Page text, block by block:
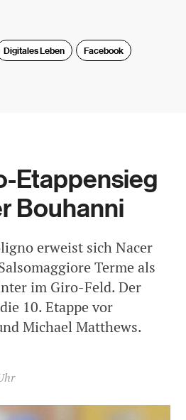
Digitales Leben
Facebook
Etappensieg
Bouhanni
erweist sich Nacer
Terme als
im Giro-Feld. Der
10. Etappe vor
Michael Matthews.